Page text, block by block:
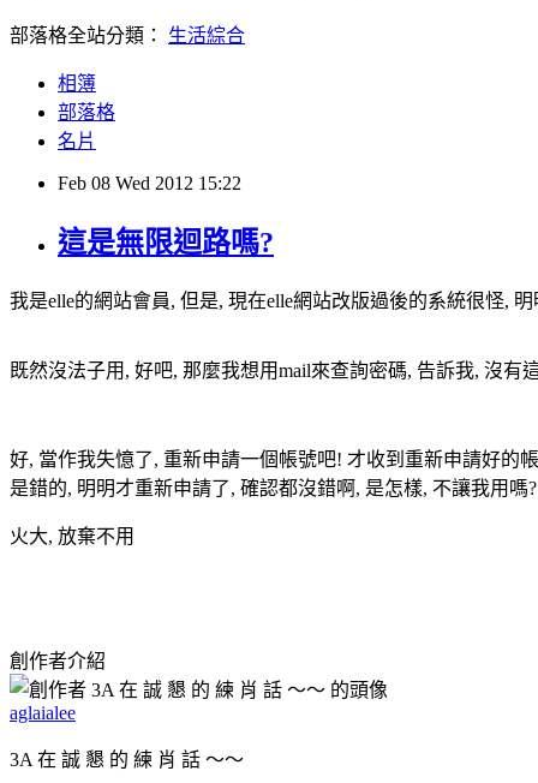
部落格全站分類： 生活綜合
相簿
部落格
名片
Feb 08 Wed 2012 15:22
這是無限迴路嗎?
我是elle的網站會員, 但是, 現在elle網站改版過後的系統很怪,
既然沒法子用, 好吧, 那麼我想用mail來查詢密碼, 告訴我, 沒有
好, 當作我失憶了, 重新申請一個帳號吧! 才收到重新申請好的
是錯的, 明明才重新申請了, 確認都沒錯啊, 是怎樣, 不讓我用嗎?
火大, 放棄不用
創作者介紹
aglaialee
3A 在 誠 懇 的 練 肖 話 ～～